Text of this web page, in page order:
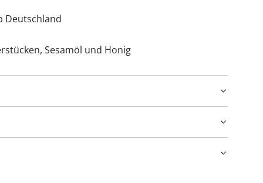
Deutschland
Sesamöl und Honig